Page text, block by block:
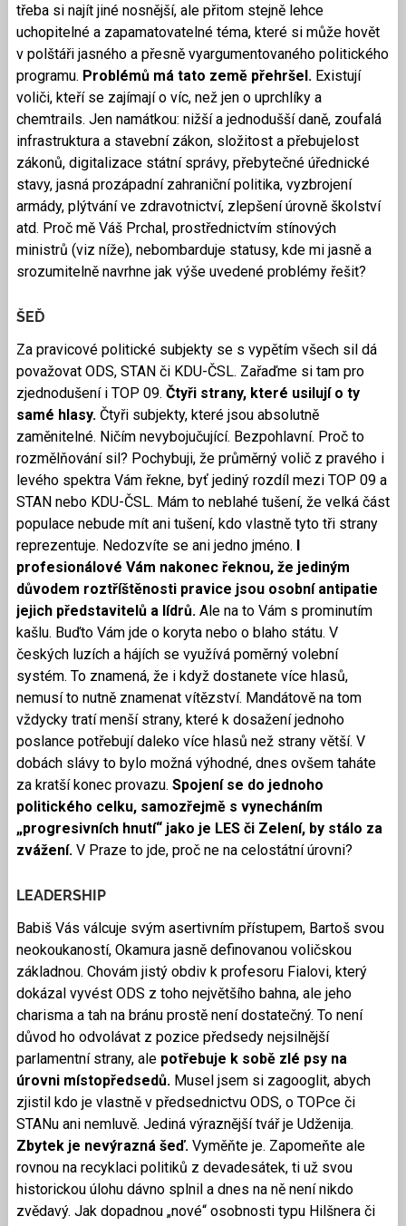
třeba si najít jiné nosnější, ale přitom stejně lehce
uchopitelné a zapamatovatelné téma, které si může hovět
v polštáři jasného a přesně vyargumentovaného politického
programu. Problémů má tato země přehršel. Existují
voliči, kteří se zajímají o víc, než jen o uprchlíky a
chemtrails. Jen namátkou: nižší a jednodušší daně, zoufalá
infrastruktura a stavební zákon, složitost a přebujelost
zákonů, digitalizace státní správy, přebytečné úřednické
stavy, jasná prozápadní zahraniční politika, vyzbrojení
armády, plýtvání ve zdravotnictví, zlepšení úrovně školství
atd. Proč mě Váš Prchal, prostřednictvím stínových
ministrů (viz níže), nebombarduje statusy, kde mi jasně a
srozumitelně navrhne jak výše uvedené problémy řešit?
ŠEĎ
Za pravicové politické subjekty se s vypětím všech sil dá
považovat ODS, STAN či KDU-ČSL. Zařaďme si tam pro
zjednodušení i TOP 09. Čtyři strany, které usilují o ty
samé hlasy. Čtyři subjekty, které jsou absolutně
zaměnitelné. Ničím nevybojučující. Bezpohlavní. Proč to
rozmělňování sil? Pochybuji, že průměrný volič z pravého i
levého spektra Vám řekne, byť jediný rozdíl mezi TOP 09 a
STAN nebo KDU-ČSL. Mám to neblahé tušení, že velká část
populace nebude mít ani tušení, kdo vlastně tyto tři strany
reprezentuje. Nedozvíte se ani jedno jméno. I
profesionálové Vám nakonec řeknou, že jediným
důvodem roztříštěnosti pravice jsou osobní antipatie
jejich představitelů a lídrů. Ale na to Vám s prominutím
kašlu. Buďto Vám jde o koryta nebo o blaho státu. V
českých luzích a hájích se využívá poměrný volební
systém. To znamená, že i když dostanete více hlasů,
nemusí to nutně znamenat vítězství. Mandátově na tom
vždycky tratí menší strany, které k dosažení jednoho
poslance potřebují daleko více hlasů než strany větší. V
dobách slávy to bylo možná výhodné, dnes ovšem taháte
za kratší konec provazu. Spojení se do jednoho
politického celku, samozřejmě s vynecháním
„progresivních hnutí“ jako je LES či Zelení, by stálo za
zvážení. V Praze to jde, proč ne na celostátní úrovni?
LEADERSHIP
Babiš Vás válcuje svým asertivním přístupem, Bartoš svou
neokoukaností, Okamura jasně definovanou voličskou
základnou. Chovám jistý obdiv k profesoru Fialovi, který
dokázal vyvést ODS z toho největšího bahna, ale jeho
charisma a tah na bránu prostě není dostatečný. To není
důvod ho odvolávat z pozice předsedy nejsilnější
parlamentní strany, ale potřebuje k sobě zlé psy na
úrovni místopředsedů. Musel jsem si zagooglit, abych
zjistil kdo je vlastně v předsednictvu ODS, o TOPce či
STANu ani nemluvě. Jediná výraznější tvář je Udženija.
Zbytek je nevýrazná šeď. Vyměňte je. Zapomeňte ale
rovnou na recyklaci politiků z devadesátek, ti už svou
historickou úlohu dávno splnil a dnes na ně není nikdo
zvědavý. Jak dopadnou „nové“ osobnosti typu Hilšnera či